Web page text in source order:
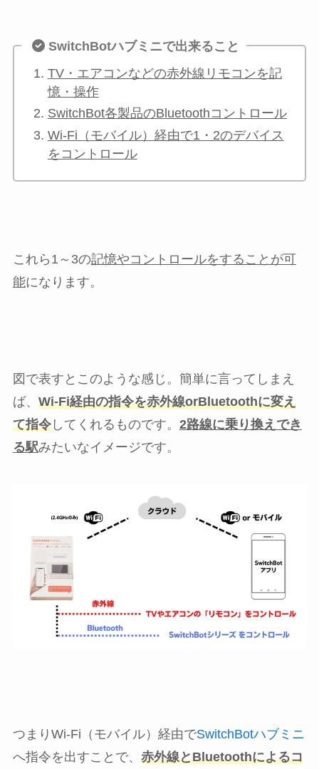
SwitchBotハブミニで出来ること
TV・エアコンなどの赤外線リモコンを記
憶・操作
SwitchBot各製品のBluetoothコントロール
Wi-Fi（モバイル）経由で1・2のデバイス
をコントロール
これら1～3の記憶やコントロールをすることが可
能になります。
図で表すとこのような感じ。簡単に言ってしまえ
ば、 Wi-Fi経由の指令を赤外線orBluetoothに変え
て指令してくれるものです。 2路線に乗り換えでき
る駅みたいなイメージです。
つまりWi-Fi（モバイル）経由でSwitchBotハブミニ
へ指令を出すことで、 赤外線とBluetoothによるコ